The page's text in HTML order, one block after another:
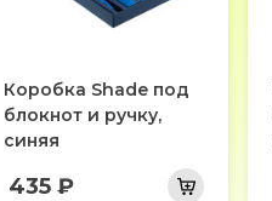
Коробка Shade под
блокнот и ручку,
синяя
435 ₽